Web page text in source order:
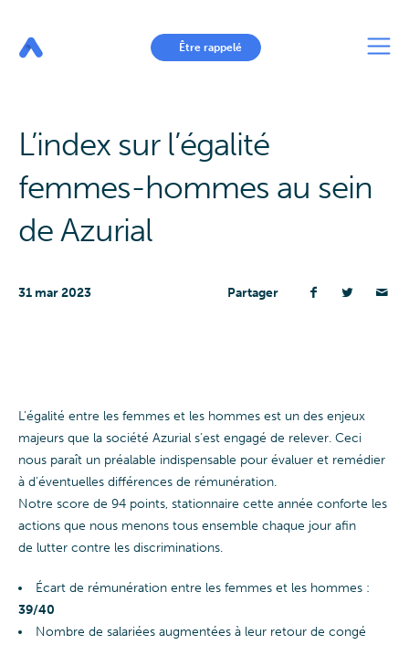
principal
Être rappelé
L’index sur l’égalité
femmes-hommes au sein
de Azurial
31 mar 2023 Partager
L’égalité entre les femmes et les hommes est un des enjeux
majeurs que la société Azurial s’est engagé de relever. Ceci
nous paraît un préalable indispensable pour évaluer et remédier
à d’éventuelles différences de rémunération.
Notre score de 94 points, stationnaire cette année conforte les
actions que nous menons tous ensemble chaque jour afin
de lutter contre les discriminations.
Écart de rémunération entre les femmes et les hommes :
39/40
Nombre de salariées augmentées à leur retour de congé